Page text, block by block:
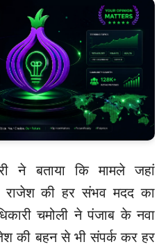
ने बताया कि मामले जहां
राजेश की हर संभव मदद का
चमोली ने पंजाब के नवा
की बहन से भी संपर्क कर हर